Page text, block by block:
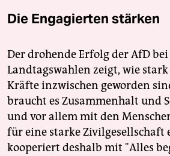
Die Engagierten stärken
Der drohende Erfolg der AfD
Landtagswahlen zeigt, wie
Kräfte inzwischen geworden
braucht es Zusammenhalt und
und vor allem mit den
für eine starke Zivilgesellschaft
kooperiert deshalb mit "Alles